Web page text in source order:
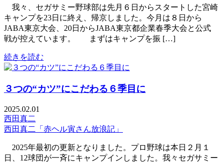
我々、セガサミー野球部は先月６日からスタートした宮崎
キャンプを23日に終え、帰京しました。今月は８日から
JABA東京大会、20日からJABA東京都企業春季大会と公式
戦が控えています。 まずはキャンプを振 […]
続きを読む
３つの“カツ”にこだわる６季目に
2025.02.01
西田真二
西田真二「赤ヘル寅さん放浪記」
2025年最初の更新となりました。プロ野球は本日２月１
日、12球団が一斉にキャンプインしました。我々セガサミー